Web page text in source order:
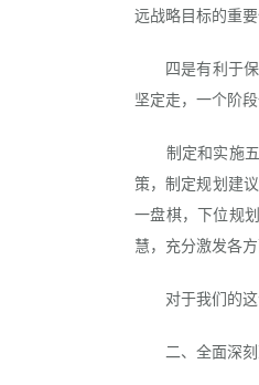
远战略目标的重要
四是有利于保
坚定走，一个阶
制定和实施五
策，制定规划建
一盘棋，下位规
慧，充分激发各
对于我们的这
二、全面深刻